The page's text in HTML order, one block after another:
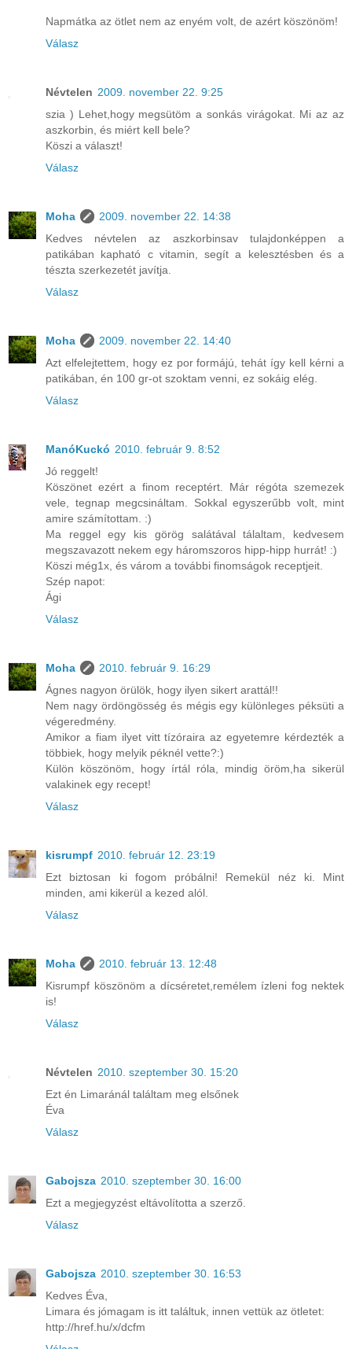
Napmátka az ötlet nem az enyém volt, de azért köszönöm!
Válasz
Névtelen 2009. november 22. 9:25
szia ) Lehet,hogy megsütöm a sonkás virágokat. Mi az az
aszkorbin, és miért kell bele?
Köszi a választ!
Válasz
Moha
2009. november 22. 14:38
Kedves névtelen az aszkorbinsav tulajdonképpen a
patikában kapható c vitamin, segít a kelesztésben és a
tészta szerkezetét javítja.
Válasz
Moha
2009. november 22. 14:40
Azt elfelejtettem, hogy ez por formájú, tehát így kell kérni a
patikában, én 100 gr-ot szoktam venni, ez sokáig elég.
Válasz
ManóKuckó 2010. február 9. 8:52
Jó reggelt!
Köszönet ezért a finom receptért. Már régóta szemezek
vele, tegnap megcsináltam. Sokkal egyszerűbb volt, mint
amire számítottam. :)
Ma reggel egy kis görög salátával tálaltam, kedvesem
megszavazott nekem egy háromszoros hipp-hipp hurrát! :)
Köszi még1x, és várom a további finomságok receptjeit.
Szép napot:
Ági
Válasz
Moha
2010. február 9. 16:29
Ágnes nagyon örülök, hogy ilyen sikert arattál!!
Nem nagy ördöngösség és mégis egy különleges péksüti a
végeredmény.
Amikor a fiam ilyet vitt tízóraira az egyetemre kérdezték a
többiek, hogy melyik péknél vette?:)
Külön köszönöm, hogy írtál róla, mindig öröm,ha sikerül
valakinek egy recept!
Válasz
kisrumpf 2010. február 12. 23:19
Ezt biztosan ki fogom próbálni! Remekül néz ki. Mint
minden, ami kikerül a kezed alól.
Válasz
Moha
2010. február 13. 12:48
Kisrumpf köszönöm a dícséretet,remélem ízleni fog nektek
is!
Válasz
Névtelen 2010. szeptember 30. 15:20
Ezt én Limaránál találtam meg elsőnek
Éva
Válasz
Gabojsza 2010. szeptember 30. 16:00
Ezt a megjegyzést eltávolította a szerző.
Válasz
Gabojsza 2010. szeptember 30. 16:53
Kedves Éva,
Limara és jómagam is itt találtuk, innen vettük az ötletet:
http://href.hu/x/dcfm